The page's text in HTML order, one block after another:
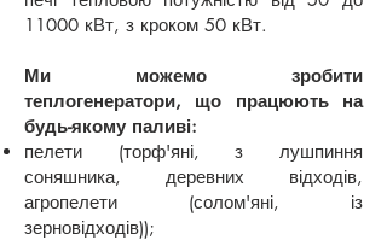
11000 кВт, з кроком 50 кВт.
Ми можемо зробити
теплогенератори, що працюють на
будь-якому паливі:
пелети (торф'яні, з лушпиння
соняшника, деревних відходів,
агропелети (солом'яні, із
зерновідходів));